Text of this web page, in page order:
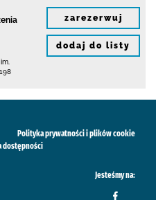
im.
zarezerwuj
dodaj do listy
Polityka prywatności i plików cookie
dostępności
Jesteśmy na: